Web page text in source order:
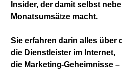
Insider, der damit selbst
Monatsumsätze macht.
Sie erfahren darin alles über
die Dienstleister im Internet,
die Marketing-Geheimnisse –